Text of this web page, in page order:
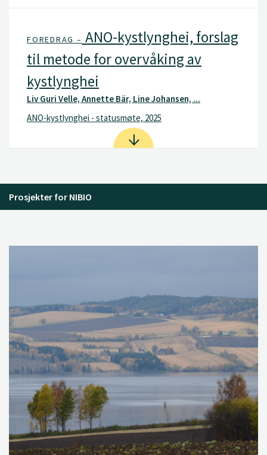
FOREDRAG – ANO-kystlynghei, forslag
til metode for overvåking av
kystlynghei
Liv Guri Velle, Annette Bär, Line Johansen, ...
ANO-kystlynghei - statusmøte, 2025
Prosjekter for NIBIO